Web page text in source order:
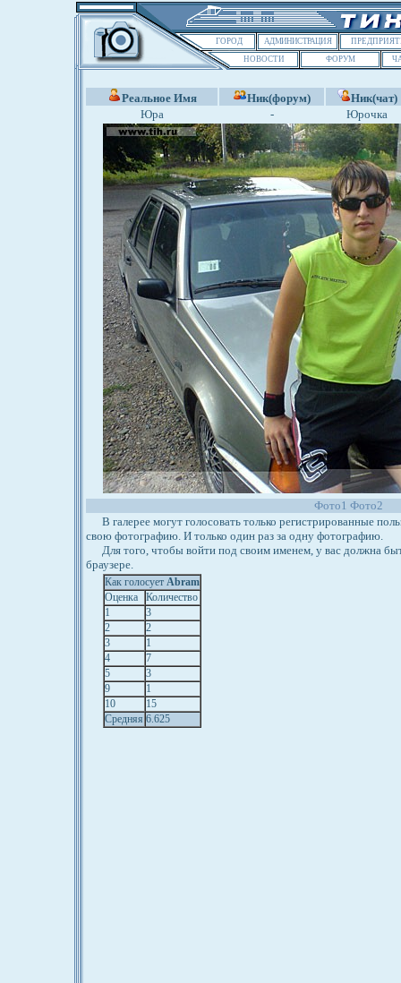
ГОРОД АДМИНИСТРАЦИЯ
НОВОСТИ
ФОРУМ
Реальное Имя Ник(форум)
Ник(чат)
Юра
- Юрочка
Фото1 Фото2
В галерее могут голосовать только регистрированные
свою фотографию. И только один раз за одну фотографию.
Для того, чтобы войти под своим именем, у вас должна
браузере.
Как голосует Abram
Оценка
Количество
1
3
2
2
3
1
4
7
5
3
9
1
10
15
Средняя 6.625